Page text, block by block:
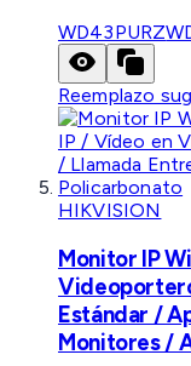
WD43PURZ
Reemplazo
HIKVISION
Monitor IP
Estándar /
Monitores /